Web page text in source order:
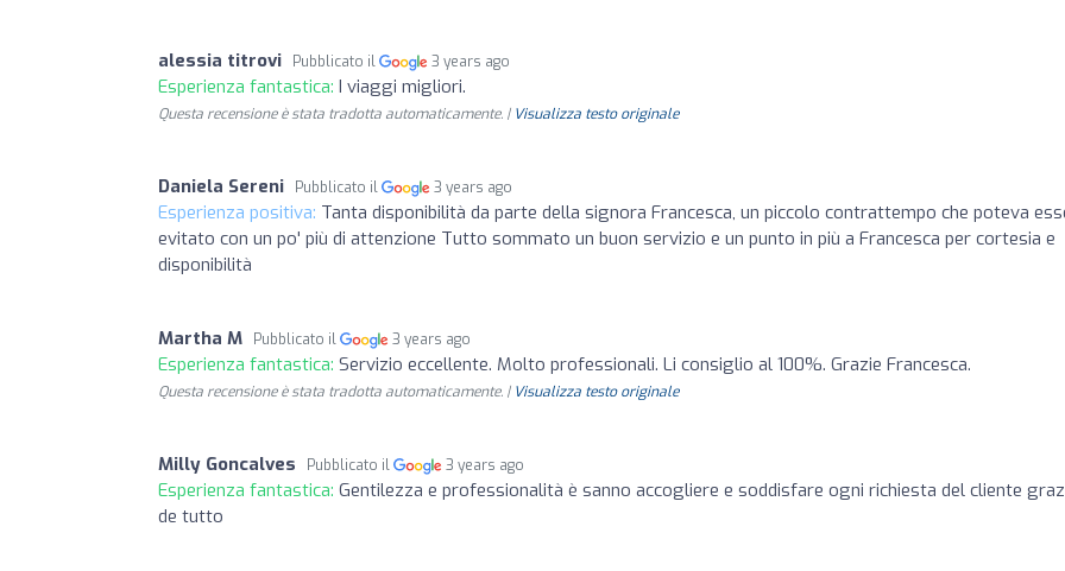
alessia titrovi Pubblicato il 3 years ago
Esperienza fantastica: I viaggi migliori.
Questa recensione è stata tradotta automaticamente. | Visualizza testo originale
Daniela Sereni Pubblicato il 3 years ago
Esperienza positiva: Tanta disponibilità da parte della signora Francesca, un piccolo contrattempo che poteva
evitato con un po' più di attenzione Tutto sommato un buon servizio e un punto in più a Francesca per cortesia e
disponibilità
Martha M Pubblicato il 3 years ago
Esperienza fantastica: Servizio eccellente. Molto professionali. Li consiglio al 100%. Grazie Francesca.
Questa recensione è stata tradotta automaticamente. | Visualizza testo originale
Milly Goncalves Pubblicato il 3 years ago
Esperienza fantastica: Gentilezza e professionalità è sanno accogliere e soddisfare ogni richiesta del cliente
de tutto